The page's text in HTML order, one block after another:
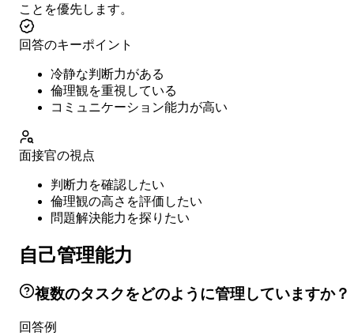
ことを優先します。
回答のキーポイント
冷静な判断力がある
倫理観を重視している
コミュニケーション能力が高い
面接官の視点
判断力を確認したい
倫理観の高さを評価したい
問題解決能力を探りたい
自己管理能力
複数のタスクをどのように管理していますか？
回答例